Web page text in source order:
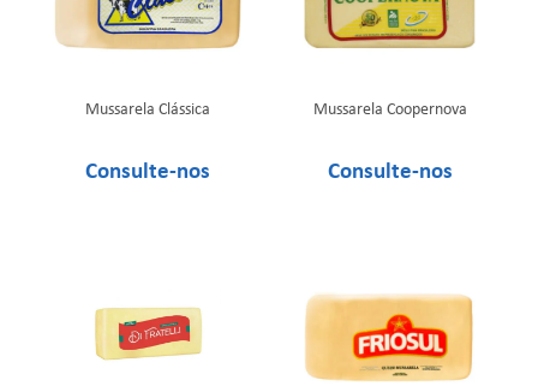
Mussarela Clássica Mussarela Coopernova